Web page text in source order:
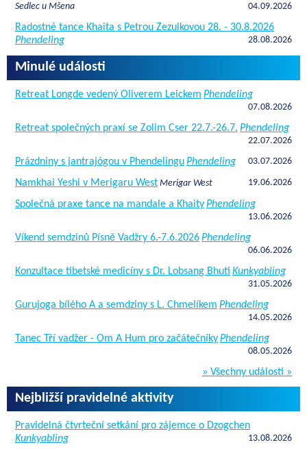
Sedlec u Mšena
04.09.2026
Radostné tance Khaita s Petrou Zezulkovou 28. - 30.8.2026
Phendeling
28.08.2026
Minulé události
Retreat Longde vedený Oliverem Leickem Phendeling
07.08.2026
Retreat společných praxí se Zolim Cser 22.7.-26.7. Phendeling
22.07.2026
Prázdniny s jantrajógou v PhendelinguPhendeling 03.07.2026
Namkhai Yeshi v Merigaru West Merigar West 19.06.2026
Společná praxe tance na mandale a KhaityPhendeling
13.06.2026
Víkend semdzinů Písně Vadžry 6.-7.6.2026Phendeling
06.06.2026
Konzultace tibetské medicíny s Dr. Lobsang Bhuti Kunkyabling
31.05.2026
Gurujoga bílého A a semdziny s L. Chmelíkem Phendeling
14.05.2026
Tanec Tří vadžer - Om A Hum pro začátečníkyPhendeling
08.05.2026
» Všechny události »
Nejbližší pravidelné aktivity
Pravidelná čtvrteční setkání pro zájemce o Dzogchen
Kunkyabling
13.08.2026